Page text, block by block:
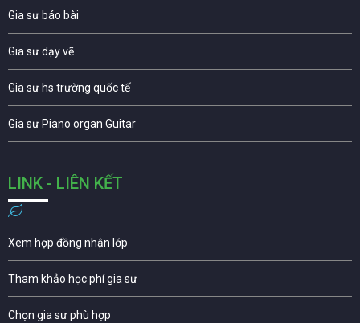
Gia sư báo bài
Gia sư dạy vẽ
Gia sư hs trường quốc tế
Gia sư Piano organ Guitar
LINK - LIÊN KẾT
Xem hợp đồng nhận lớp
Tham khảo học phí gia sư
Chọn gia sư phù hợp